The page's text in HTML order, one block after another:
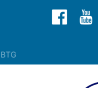
BTG